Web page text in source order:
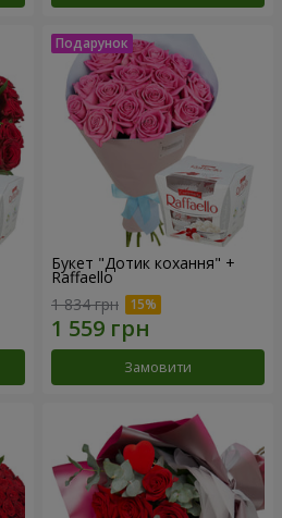
Букет "Дотик кохання" +
Raffaello
1 834 грн
Замовити